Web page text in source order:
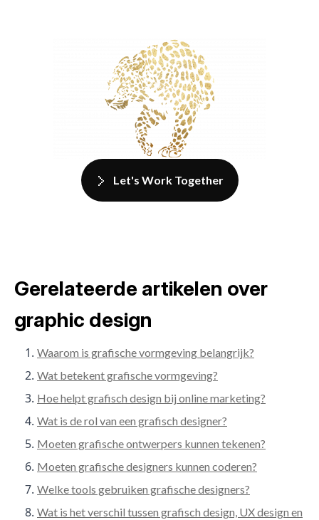
Let's Work Together
Gerelateerde artikelen over
graphic design
Waarom is grafische vormgeving belangrijk?
Wat betekent grafische vormgeving?
Hoe helpt grafisch design bij online marketing?
Wat is de rol van een grafisch designer?
Moeten grafische ontwerpers kunnen tekenen?
Moeten grafische designers kunnen coderen?
Welke tools gebruiken grafische designers?
Wat is het verschil tussen grafisch design, UX design en